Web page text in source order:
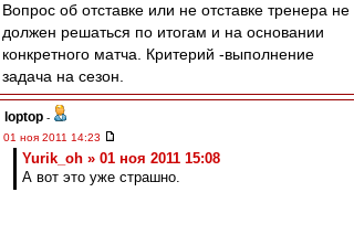
Вопрос об отставке или не отставке тренера не
должен решаться по итогам и на основании
конкретного матча. Критерий -выполнение
задача на сезон.
loptop -
01 ноя 2011 14:23
Yurik_oh » 01 ноя 2011 15:08
А вот это уже страшно.